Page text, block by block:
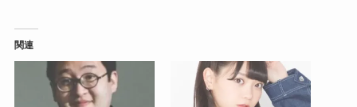
関連